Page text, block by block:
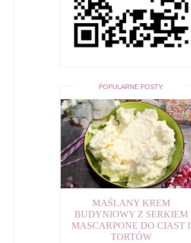
POPULARNE POSTY:
MAŚLANY KREM
BUDYNIOWY Z SERKIEM
MASCARPONE DO CIAST I
TORTÓW